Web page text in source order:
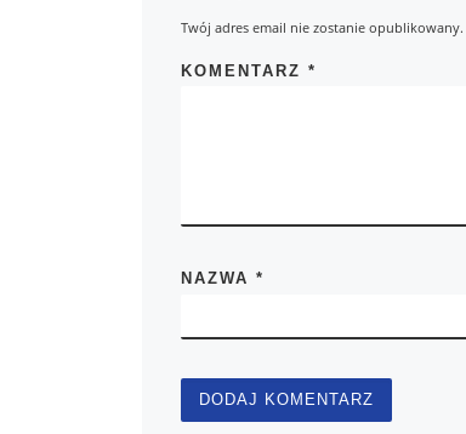
Twój adres email nie zostanie opublikowany.
KOMENTARZ*
NAZWA*